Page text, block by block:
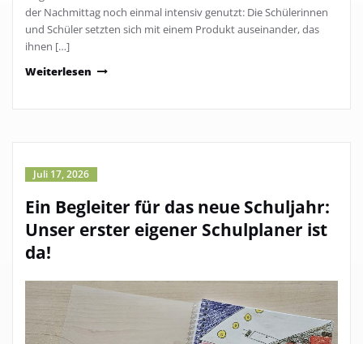
der Nachmittag noch einmal intensiv genutzt: Die Schülerinnen
und Schüler setzten sich mit einem Produkt auseinander, das
ihnen […]
Weiterlesen
Juli 17, 2026
Ein Begleiter für das neue Schuljahr:
Unser erster eigener Schulplaner ist
da!